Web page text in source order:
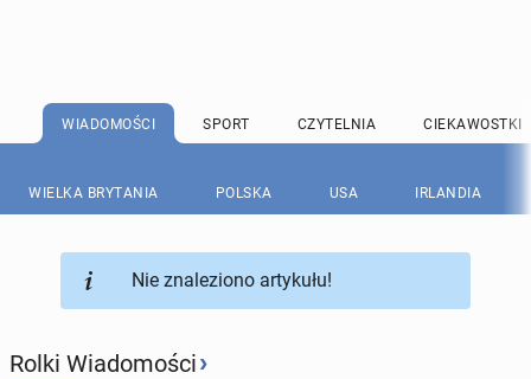
WIADOMOŚCI SPORT CZYTELNIA CIEKAWOSTKI
WIELKA BRYTANIA POLSKA USA IRLANDIA
Nie znaleziono artykułu!
Rolki Wiadomości›